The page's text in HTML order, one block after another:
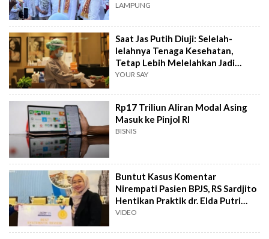
LAMPUNG
Saat Jas Putih Diuji: Selelah-
lelahnya Tenaga Kesehatan,
Tetap Lebih Melelahkan Jadi
Pasien
YOUR SAY
Rp17 Triliun Aliran Modal Asing
Masuk ke Pinjol RI
BISNIS
Buntut Kasus Komentar
Nirempati Pasien BPJS, RS Sardjito
Hentikan Praktik dr. Elda Putri
Rahard
VIDEO